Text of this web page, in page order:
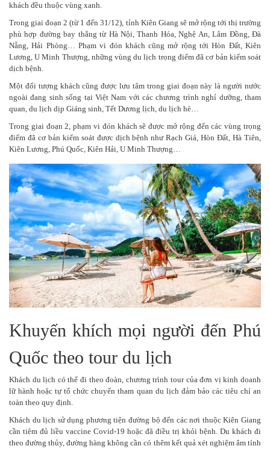
khách đều thuộc vùng xanh.
Trong giai đoạn 2 (từ 1 đến 31/12), tỉnh Kiên Giang sẽ mở rộng tới thị trường
phù hợp đường bay thẳng từ Hà Nội, Thanh Hóa, Nghệ An, Lâm Đồng, Đà
Nẵng, Hải Phòng… Phạm vi đón khách cũng mở rộng tới Hòn Đất, Kiên
Lương, U Minh Thượng, những vùng du lịch trọng điểm đã cơ bản kiểm soát
dịch bệnh.
Một đối tượng khách cũng được lưu tâm trong giai đoạn này là người nước
ngoài đang sinh sống tại Việt Nam với các chương trình nghỉ dưỡng, tham
quan, du lịch dịp Giáng sinh, Tết Dương lịch, du lịch hè…
Trong giai đoạn 2, phạm vi đón khách sẽ được mở rộng đến các vùng trọng
điểm đã cơ bản kiểm soát được dịch bệnh như Rạch Giá, Hòn Đất, Hà Tiên,
Kiên Lương, Phú Quốc, Kiên Hải, U Minh Thượng…
Khuyến khích mọi người đến Phú
Quốc theo tour du lịch
Khách du lịch có thể đi theo đoàn, chương trình tour của đơn vị kinh doanh
lữ hành hoặc tự tổ chức chuyến tham quan du lịch đảm bảo các tiêu chí an
toàn theo quy định.
Khách du lịch sử dụng phương tiện đường bộ đến các nơi thuộc Kiên Giang
cần tiêm đủ liều vaccine Covid-19 hoặc đã điều trị khỏi bệnh. Du khách đi
theo đường thủy, đường hàng không cần có thêm kết quả xét nghiệm âm tính